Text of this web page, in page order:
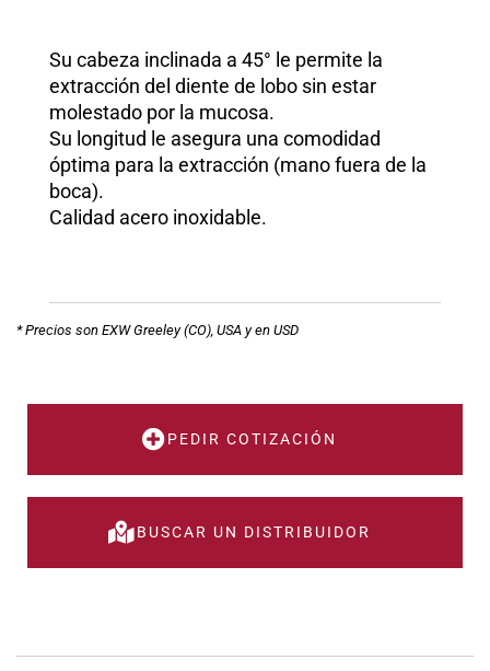
Su cabeza inclinada a 45° le permite la
extracción del diente de lobo sin estar
molestado por la mucosa.
Su longitud le asegura una comodidad
óptima para la extracción (mano fuera de la
boca).
Calidad acero inoxidable.
* Precios son EXW Greeley (CO), USA y en USD
PEDIR COTIZACIÓN
BUSCAR UN DISTRIBUIDOR